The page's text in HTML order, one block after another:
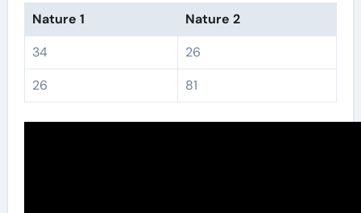
Nature 1
Nature 2
34
26
26
81